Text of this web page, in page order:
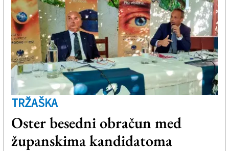
TRŽAŠKA
Oster besedni obračun med
županskima kandidatoma